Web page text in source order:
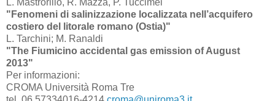
"Fenomeni di salinizzazione localizzata nell’acquifero
costiero del litorale romano (Ostia)"
L. Tarchini; M. Ranaldi
"The Fiumicino accidental gas emission of August
2013"
Per informazioni:
CROMA Università Roma Tre